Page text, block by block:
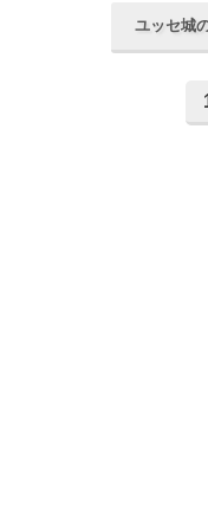
ユッセ城
1